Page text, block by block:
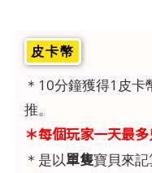
皮卡幣
＊10分鐘獲得1皮
推。
＊每個玩家一天最
＊是以單隻寶貝來記